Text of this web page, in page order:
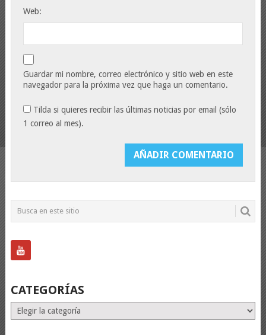
Web:
Guardar mi nombre, correo electrónico y sitio web en este
navegador para la próxima vez que haga un comentario.
Tilda si quieres recibir las últimas noticias por email (sólo
1 correo al mes).
CATEGORÍAS
Categorías